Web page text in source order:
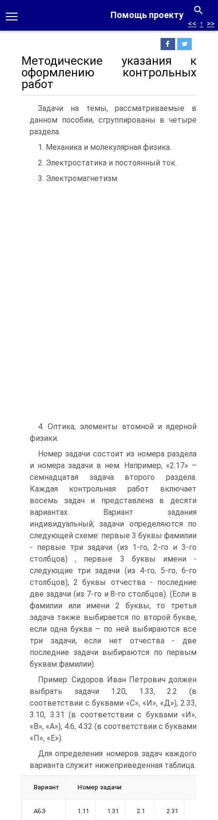
Помощь проекту
<< ↑ >>
Методические указания к
оформлению контрольных
работ
Задачи на темы, рассматриваемые в
данном пособии, сгруппированы в четыре
раздела.
1. Механика и молекулярная физика.
2. Электростатика и постоянный ток.
3. Электромагнетизм.
4. Оптика, элементы атомной и ядерной
физики.
Номер задачи состоит из номера раздела
и номера задачи в нем. Например, «2.17» –
семнадцатая задача второго раздела.
Каждая контрольная работ включает
восемь задач и представлена в десяти
вариантах. Вариант задания
индивидуальный, задачи определяются по
следующей схеме: первые 3 буквы фамилии
- первые три задачи (из 1-го, 2-го и 3-го
столбцов) , первые 3 буквы имени -
следующие три задачи (из 4-го, 5-го, 6-го
столбцов), 2 буквы отчества - последние
две задачи (из 7-го и 8-го столбцов). (Если в
фамилии или имени 2 буквы, то третья
задача также выбирается по второй букве,
если одна буква – по ней выбираются все
три задачи, если нет отчества - две
последние задачи выбираются по первым
буквам фамилии).
Пример: Сидоров Иван Петрович должен
выбрать задачи 1.20, 1.33, 2.2 (в
соответствии с буквами «С», «И», «Д»), 2.33,
3.10, 3.31 (в соответствии с буквами «И»,
«В», «А»), 4.6, 4.32 (в соответствии с буквами
«П», «Е»).
Для определения номеров задач каждого
варианта служит нижеприведенная таблица.
Вариант Номер задачи
АБЭ 1.11 1.31 2.1 2.31